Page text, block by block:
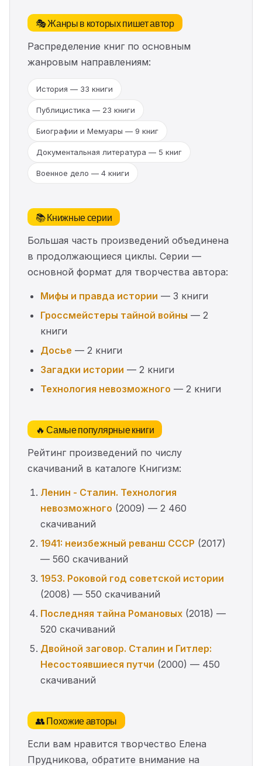
🎭 Жанры в которых пишет автор
Распределение книг по основным
жанровым направлениям:
История — 33 книги
Публицистика — 23 книги
Биографии и Мемуары — 9 книг
Документальная литература — 5 книг
Военное дело — 4 книги
📚 Книжные серии
Большая часть произведений объединена
в продолжающиеся циклы. Серии —
основной формат для творчества автора:
Мифы и правда истории — 3 книги
Гроссмейстеры тайной войны — 2
книги
Досье — 2 книги
Загадки истории — 2 книги
Технология невозможного — 2 книги
🔥 Самые популярные книги
Рейтинг произведений по числу
скачиваний в каталоге Книгизм:
Ленин - Сталин. Технология
невозможного (2009) — 2 460
скачиваний
1941: неизбежный реванш СССР (2017)
— 560 скачиваний
1953. Роковой год советской истории
(2008) — 550 скачиваний
Последняя тайна Романовых (2018) —
520 скачиваний
Двойной заговор. Сталин и Гитлер:
Несостоявшиеся путчи (2000) — 450
скачиваний
👥 Похожие авторы
Если вам нравится творчество Елена
Прудникова, обратите внимание на